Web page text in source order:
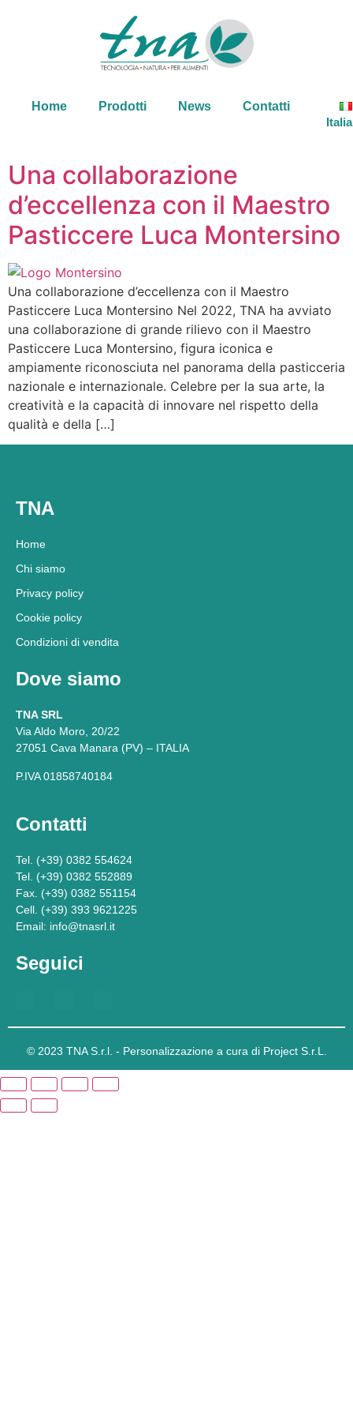
Home Prodotti News
Contatti
Una collaborazione
d’eccellenza con il Maestro
Pasticcere Luca Montersino
Una collaborazione d’eccellenza con il Maestro
Pasticcere Luca Montersino Nel 2022, TNA ha avviato
una collaborazione di grande rilievo con il Maestro
Pasticcere Luca Montersino, figura iconica e
ampiamente riconosciuta nel panorama della pasticceria
nazionale e internazionale. Celebre per la sua arte, la
creatività e la capacità di innovare nel rispetto della
qualità e della […]
TNA
Home
Chi siamo
Privacy policy
Cookie policy
Condizioni di vendita
Dove siamo
TNA SRL
Via Aldo Moro, 20/22
27051 Cava Manara (PV) – ITALIA
P.IVA 01858740184
Contatti
Tel. (+39) 0382 554624
Tel. (+39) 0382 552889
Fax. (+39) 0382 551154
Cell. (+39) 393 9621225
Email: info@tnasrl.it
Seguici
© 2023 TNA S.r.l. - Personalizzazione a cura di Project S.r.L.